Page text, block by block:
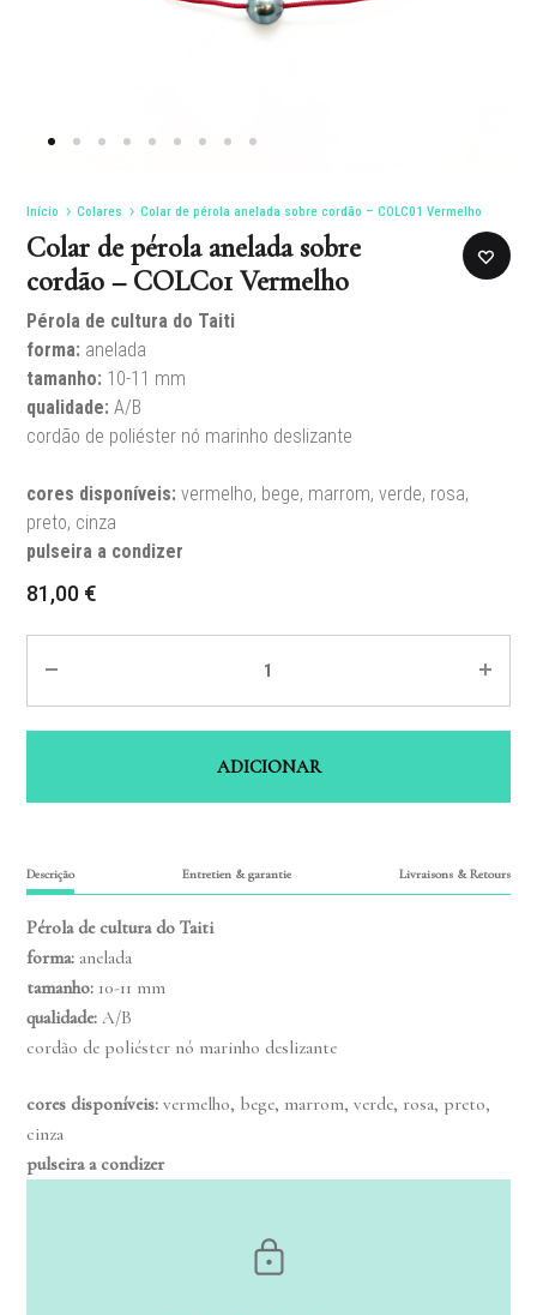
Início Colares Colar de pérola anelada sobre cordão – COLC01 Vermelho
Colar de pérola anelada sobre
cordão – COLC01 Vermelho
Pérola de cultura do Taiti
forma: anelada
tamanho: 10-11 mm
qualidade: A/B
cordão de poliéster nó marinho deslizante
cores disponíveis: vermelho, bege, marrom, verde, rosa,
preto, cinza
pulseira a condizer
81,00 €
ADICIONAR
Descrição Entretien & garantie Livraisons & Retours
Pérola de cultura do Taiti
forma:anelada
tamanho: 10-11 mm
qualidade: A/B
cordão de poliéster nó marinho deslizante
cores disponíveis: vermelho, bege, marrom, verde, rosa, preto,
cinza
pulseira a condizer